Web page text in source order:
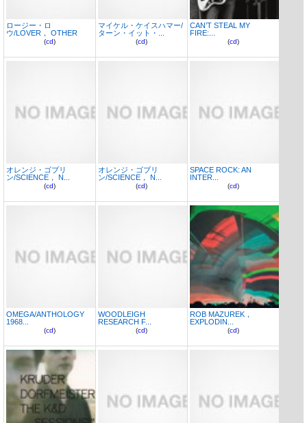
ロージー・ロ
ウ/LOVER， OTHER
(cd)
マイケル・ケイスハマー/
ターン・イット・...
(cd)
CAN’T STEAL MY
FIRE:...
(cd)
オレンジ・ゴブリ
ン/SCIENCE， N...
(cd)
オレンジ・ゴブリ
ン/SCIENCE， N...
(cd)
SPACE ROCK: AN
INTER...
(cd)
OMEGA/ANTHOLOGY
1968...
(cd)
WOODLEIGH
RESEARCH F...
(cd)
ROB MAZUREK，
EXPLODIN...
(cd)